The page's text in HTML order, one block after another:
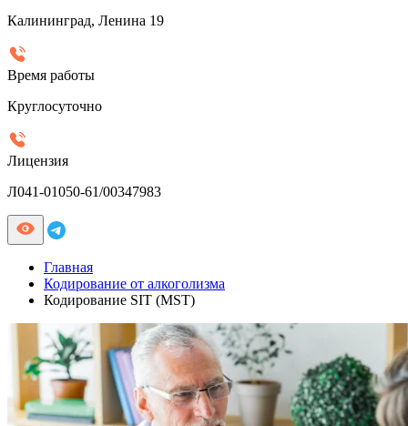
Калининград, Ленина 19
Время работы
Круглосуточно
Лицензия
Л041-01050-61/00347983
Главная
Кодирование от алкоголизма
Кодирование SIT (MST)